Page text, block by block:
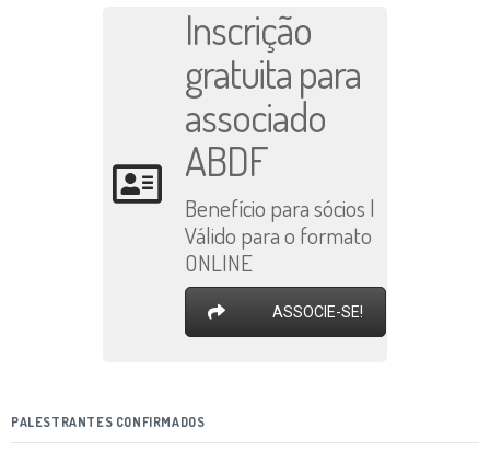
Inscrição
gratuita para
associado
ABDF
Benefício para sócios |
Válido para o formato
ONLINE
ASSOCIE-SE!
PALESTRANTES CONFIRMADOS